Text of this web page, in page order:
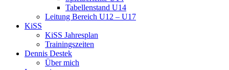
Tabellenstand U14
Leitung Bereich U12 – U17
KiSS
KiSS Jahresplan
Trainingszeiten
Dennis Destek
Über mich